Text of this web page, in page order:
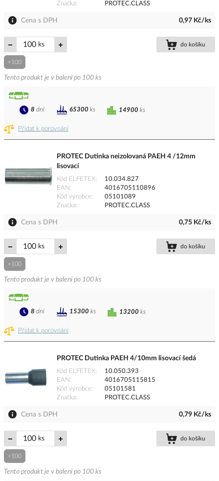
Značka
PROTEC.CLASS
Cena s DPH 0,97 Kč/ks
ks do košíku
+100
Tento produkt je v balení po 100 ks
Přidat k porovnání
14900 ks
8 dní 65300 ks
PROTEC Dutinka neizolovaná PAEH 4 /12mm
lisovací
Kód ELFETEX
10.034.827
EAN
4016705110896
Kód výrobce
05101089
Značka
PROTEC.CLASS
Cena s DPH 0,75 Kč/ks
ks do košíku
+100
Tento produkt je v balení po 100 ks
Přidat k porovnání
13200 ks
8 dní 15300 ks
PROTEC Dutinka PAEH 4/10mm lisovací šedá
Kód ELFETEX
10.050.393
EAN
4016705115815
Kód výrobce
05101581
Značka
PROTEC.CLASS
Cena s DPH 0,79 Kč/ks
ks do košíku
+100
Tento produkt je v balení po 100 ks